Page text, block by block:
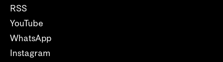
RSS
YouTube
WhatsApp
Instagram